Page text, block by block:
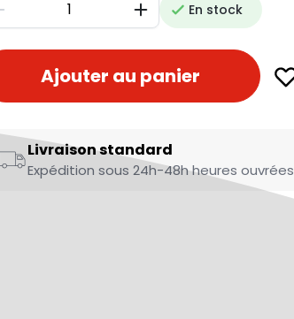
AugmenterEn stock
Ajouter au panier
Livraison standard
Expédition sous 24h-48h heures ouvrées